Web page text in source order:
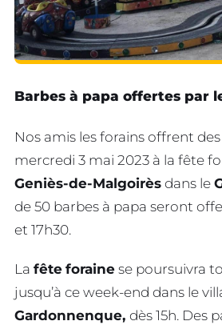
Barbes à papa offertes par
Nos amis les forains offrent
mercredi 3 mai 2023 à la fête
Geniès-de-Malgoirès dans le
de 50 barbes à papa seront
et 17h30.
La fête foraine se poursuivra
jusqu’à ce week-end dans le
Gardonnenque, dès 15h. Des